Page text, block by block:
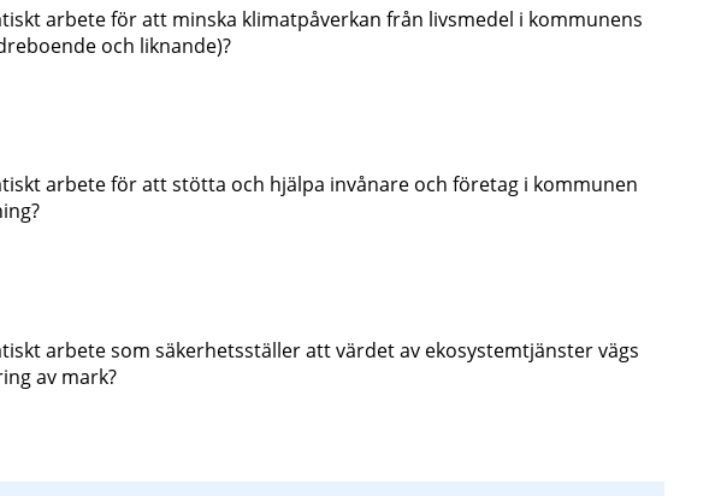
arbete för att minska klimatpåverkan från livsmedel i kommunens
och liknande)?
arbete för att stötta och hjälpa invånare och företag i kommunen
arbete som säkerhetsställer att värdet av ekosystemtjänster vägs
av mark?